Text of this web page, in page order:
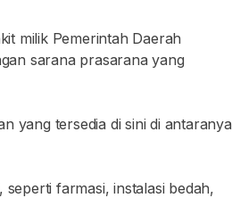
milik Pemerintah Daerah
sarana prasarana yang
yang tersedia di sini di antaranya
farmasi, instalasi bedah,